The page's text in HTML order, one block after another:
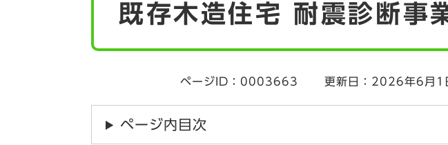
既存木造住宅 耐震診断事
ページID：0003663 更新日：2026年6月1
ページ内目次